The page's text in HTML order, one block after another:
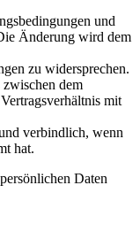
und
Änderung wird dem
zu widersprechen.
zwischen dem
mit
verbindlich, wenn
hat.
Daten